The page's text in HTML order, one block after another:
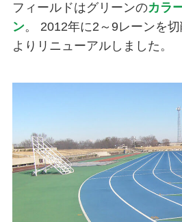
フィールドはグリーンのカラ
ン。 2012年に2～9レーンを
よりリニューアルしました。